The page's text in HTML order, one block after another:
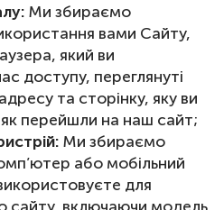
Ми збираємо
вами Сайту,
який ви
доступу, переглянуті
та сторінку, яку ви
як перейшли на наш сайт;
Ми збираємо
або мобільний
для